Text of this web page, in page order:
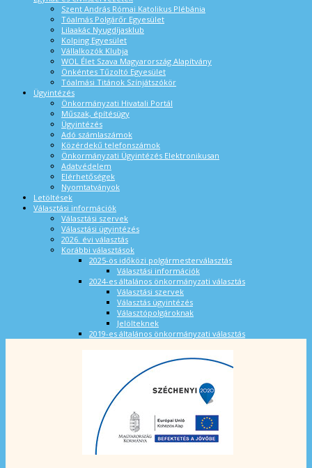
Szent András Római Katolikus Plébánia
Tóalmás Polgárőr Egyesület
Lilaakác Nyugdíjasklub
Kolping Egyesület
Vállalkozók Klubja
WOL Élet Szava Magyarország Alapítvány
Önkéntes Tűzoltó Egyesület
Tóalmási Titánok Színjátszókör
Ügyintézés
Önkormányzati Hivatali Portál
Műszak, építésügy
Ügyintézés
Adó számlaszámok
Közérdekű telefonszámok
Önkormányzati Ügyintézés Elektronikusan
Adatvédelem
Elérhetőségek
Nyomtatványok
Letöltések
Választási információk
Választási szervek
Választási ügyintézés
2026. évi választás
Korábbi választások
2025-ös időközi polgármesterválasztás
Választási információk
2024-es általános önkormányzati választás
Választási szervek
Választás ügyintézés
Választópolgároknak
Jelölteknek
2019-es általános önkormányzati választás